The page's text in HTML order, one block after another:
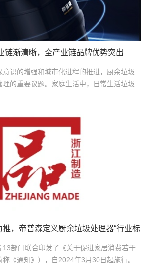
链渐清晰，全产业链品牌优势突出
识的增强和城市化进程的推进，厨余垃圾
理的重要议题。家庭生活中，日常生活垃圾
推，帝普森定义厨余垃圾处理器“行业标
13部门联合印发了《关于促进家居消费若干
《通知》），自2024年3月30日起施行。